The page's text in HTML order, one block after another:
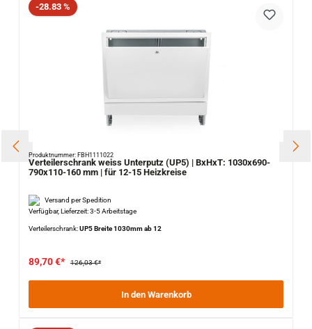
Rabatt
-28.83 %
Produktnummer: FBH1111022
Verteilerschrank weiss Unterputz (UP5) | BxHxT: 1030x690-
790x110-160 mm | für 12-15 Heizkreise
Versand per Spedition
Verfügbar, Lieferzeit: 3-5 Arbeitstage
Verteilerschrank:UP5 Breite 1030mm ab 12
89,70 €* 126,03 €*
In den Warenkorb